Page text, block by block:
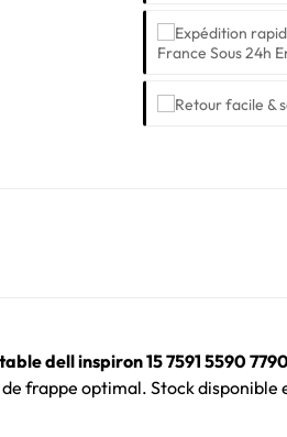
France Sous 24h
dell inspiron 15 7591 5590
optimal. Stock disponible